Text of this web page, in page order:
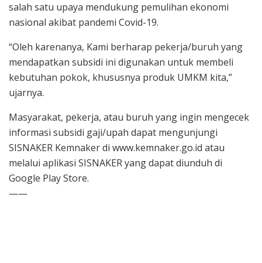
salah satu upaya mendukung pemulihan ekonomi
nasional akibat pandemi Covid-19.
“Oleh karenanya, Kami berharap pekerja/buruh yang
mendapatkan subsidi ini digunakan untuk membeli
kebutuhan pokok, khususnya produk UMKM kita,”
ujarnya.
Masyarakat, pekerja, atau buruh yang ingin mengecek
informasi subsidi gaji/upah dapat mengunjungi
SISNAKER Kemnaker di www.kemnaker.go.id atau
melalui aplikasi SISNAKER yang dapat diunduh di
Google Play Store.
——